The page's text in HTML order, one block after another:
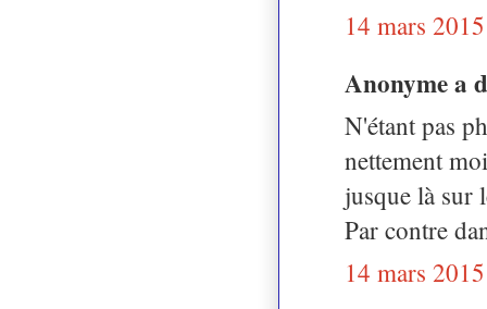
14 mars
Anonyme a
N'étant pas
nettement
jusque là sur
Par contre
14 mars